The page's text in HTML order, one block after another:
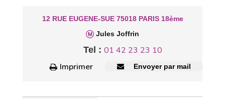
12 RUE EUGENE-SUE 75018 PARIS 18ème
Jules Joffrin
Tel : 01 42 23 23 10
Imprimer
Envoyer par mail